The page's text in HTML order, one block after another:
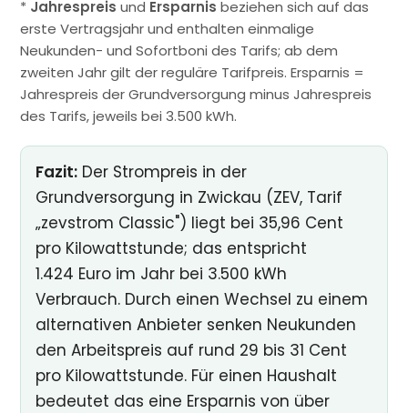
* Jahrespreis und Ersparnis beziehen sich auf das
erste Vertragsjahr und enthalten einmalige
Neukunden- und Sofortboni des Tarifs; ab dem
zweiten Jahr gilt der reguläre Tarifpreis. Ersparnis =
Jahrespreis der Grundversorgung minus Jahrespreis
des Tarifs, jeweils bei 3.500 kWh.
Fazit: Der Strompreis in der
Grundversorgung in Zwickau (ZEV, Tarif
„zevstrom Classic") liegt bei 35,96 Cent
pro Kilowattstunde; das entspricht
1.424 Euro im Jahr bei 3.500 kWh
Verbrauch. Durch einen Wechsel zu einem
alternativen Anbieter senken Neukunden
den Arbeitspreis auf rund 29 bis 31 Cent
pro Kilowattstunde. Für einen Haushalt
bedeutet das eine Ersparnis von über